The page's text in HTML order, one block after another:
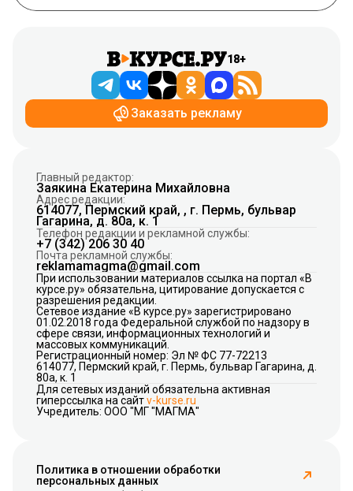
18+
Заказать рекламу
Главный редактор:
Заякина Екатерина Михайловна
Адрес редакции:
614077, Пермский край, , г. Пермь, бульвар
Гагарина, д. 80а, к. 1
Телефон редакции и рекламной службы:
+7 (342) 206 30 40
Почта рекламной службы:
reklamamagma@gmail.com
При использовании материалов ссылка на портал «В
курсе.ру» обязательна, цитирование допускается с
разрешения редакции.
Сетевое издание «В курсе.ру» зарегистрировано
01.02.2018 года Федеральной службой по надзору в
сфере связи, информационных технологий и
массовых коммуникаций.
Регистрационный номер: Эл № ФС 77-72213
614077, Пермский край, г. Пермь, бульвар Гагарина, д.
80а, к. 1
Для сетевых изданий обязательна активная
гиперссылка на сайтv-kurse.ru
Учредитель: ООО "МГ "МАГМА"
Политика в отношении обработки
персональных данных